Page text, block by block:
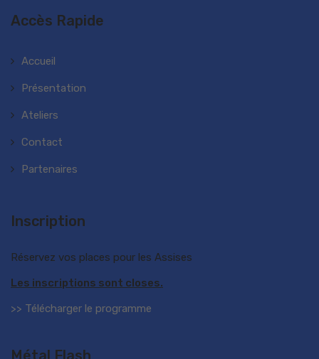
Accès Rapide
Accueil
Présentation
Ateliers
Contact
Partenaires
Inscription
Réservez vos places pour les Assises
Les inscriptions sont closes.
>> Télécharger le programme